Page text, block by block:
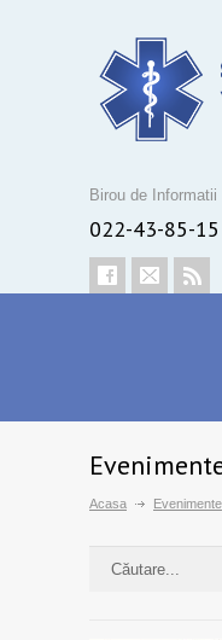
Birou de Informatii
022-43-85-15
Acasa Evenimente